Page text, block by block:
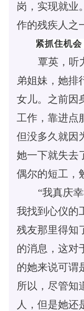
岗，实现就业
作的残疾人之
紧抓住机
覃英，听
弟姐妹，她排
女儿。之前因
工作，靠进点
但没多久就因
她一下就失去
偶尔的短工，
“我真庆
我找到心仪的
残友那里得知
的消息，这对
的她来说可谓
所以，尽管知
人，但是她还